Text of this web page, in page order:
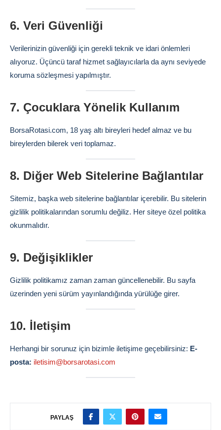
6. Veri Güvenliği
Verilerinizin güvenliği için gerekli teknik ve idari önlemleri
alıyoruz. Üçüncü taraf hizmet sağlayıcılarla da aynı seviyede
koruma sözleşmesi yapılmıştır.
7. Çocuklara Yönelik Kullanım
BorsaRotasi.com, 18 yaş altı bireyleri hedef almaz ve bu
bireylerden bilerek veri toplamaz.
8. Diğer Web Sitelerine Bağlantılar
Sitemiz, başka web sitelerine bağlantılar içerebilir. Bu sitelerin
gizlilik politikalarından sorumlu değiliz. Her siteye özel politika
okunmalıdır.
9. Değişiklikler
Gizlilik politikamız zaman zaman güncellenebilir. Bu sayfa
üzerinden yeni sürüm yayınlandığında yürülüğe girer.
10. İletişim
Herhangi bir sorunuz için bizimle iletişime geçebilirsiniz: E-
posta: iletisim@borsarotasi.com
PAYLAŞ